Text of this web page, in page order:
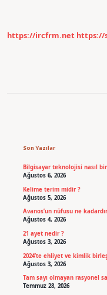
https://ircfrm.net https://
Son Yazılar
Bilgisayar teknolojisi nasıl
Ağustos 6, 2026
Kelime terim midir ?
Ağustos 5, 2026
Avanos’un nüfusu ne
Ağustos 4, 2026
21 ayet nedir ?
Ağustos 3, 2026
2024’te ehliyet ve kimlik
Ağustos 3, 2026
Tam sayı olmayan rasyonel
Temmuz 28, 2026